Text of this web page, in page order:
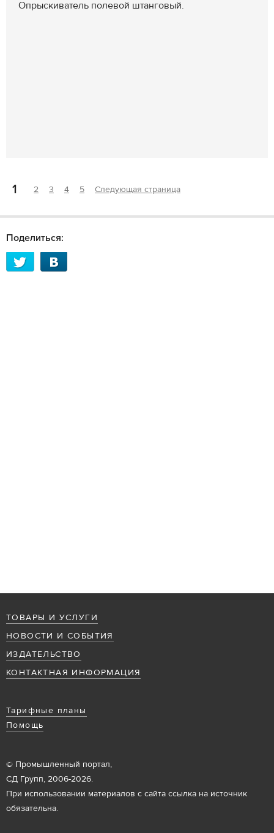
Опрыскиватель полевой штанговый.
1 2 3 4 5 Следующая страница
Поделиться:
ТОВАРЫ И УСЛУГИ
НОВОСТИ И СОБЫТИЯ
ИЗДАТЕЛЬСТВО
КОНТАКТНАЯ ИНФОРМАЦИЯ
Тарифные планы
Помощь
© Промышленный портал,
СД Групп, 2006-2026.
При использовании материалов с сайта ссылка на источник
обязательна.